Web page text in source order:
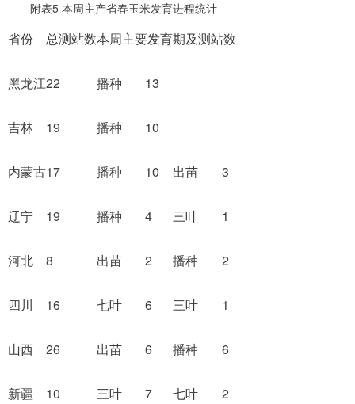
附表5 本周主产省春玉米发育进程统计
省份 总测站数本周主要发育期及测站数
黑龙江22 播种 13
吉林 19 播种 10
内蒙古17 播种 10 出苗 3
辽宁 19 播种 4 三叶 1
河北 8 出苗 2 播种 2
四川 16 七叶 6 三叶 1
山西 26 出苗 6 播种 6
新疆 10 三叶 7 七叶 2